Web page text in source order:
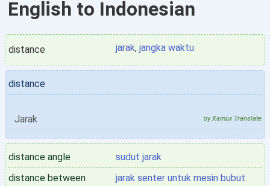
English to Indonesian
distance jarak, jangka waktu
distance
Jarak by Xamux Translate
distance angle
sudut jarak
distance between
jarak senter untuk mesin bubut